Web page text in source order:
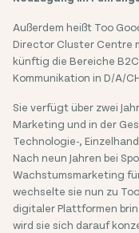
Außerdem heißt Too
Director Cluster Centre
künftig die Bereiche
Kommunikation in D/A/
Sie verfügt über zwei
Marketing und in der
Technologie-,
Nach neun Jahren bei
Wachstumsmarketing
wechselte sie nun zu
digitaler Plattformen
wird sie sich darauf